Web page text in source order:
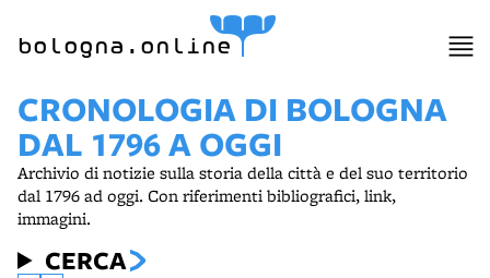
bologna.online
CRONOLOGIA DI BOLOGNA
DAL 1796 A OGGI
Archivio di notizie sulla storia della città e del suo territorio
dal 1796 ad oggi. Con riferimenti bibliografici, link,
immagini.
CERCA